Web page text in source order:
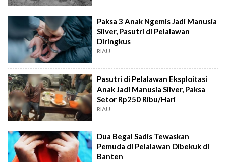
Paksa 3 Anak Ngemis Jadi Manusia
Silver, Pasutri di Pelalawan
Diringkus
RIAU
Pasutri di Pelalawan Eksploitasi
Anak Jadi Manusia Silver, Paksa
Setor Rp250 Ribu/Hari
RIAU
Dua Begal Sadis Tewaskan
Pemuda di Pelalawan Dibekuk di
Banten